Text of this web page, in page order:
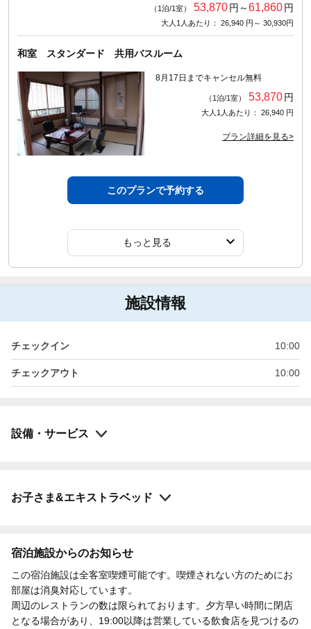
（1泊/1室） 53,870円～61,860円
大人1人あたり： 26,940 円～ 30,930円
和室 スタンダード 共用バスルーム
8月17日までキャンセル無料
（1泊/1室） 53,870円
大人1人あたり： 26,940 円
プラン詳細を見る>
このプランで予約する
もっと見る
施設情報
チェックイン 10:00
チェックアウト 10:00
設備・サービス
お子さま&エキストラベッド
宿泊施設からのお知らせ
この宿泊施設は全客室喫煙可能です。喫煙されない方のためにお
部屋は消臭対応しています。
周辺のレストランの数は限られております。夕方早い時間に閉店
となる場合があり、19:00以降は営業している飲食店を見つけるの